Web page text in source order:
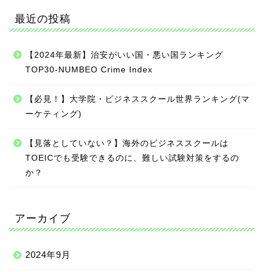
最近の投稿
【2024年最新】治安がいい国・悪い国ランキング
TOP30-NUMBEO Crime Index
【必見！】大学院・ビジネススクール世界ランキング(マ
ーケティング)
【見落としていない？】海外のビジネススクールは
TOEICでも受験できるのに、難しい試験対策をするの
か？
アーカイブ
2024年9月